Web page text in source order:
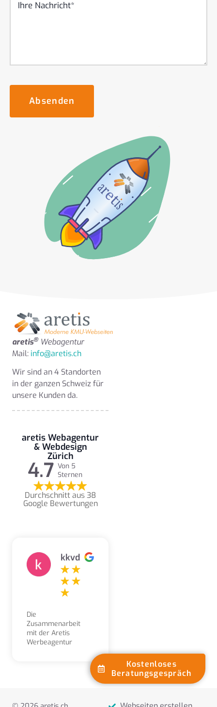
Absenden
aretis® Webagentur
Mail: info@aretis.ch
Wir sind an 4 Standorten
in der ganzen Schweiz für
unsere Kunden da.
aretis Webagentur
& Webdesign
Zürich
4.7 Von 5
Sternen
Durchschnitt aus 38
Google Bewertungen
kkvd
Die
Zusammenarbeit
mit der Aretis
Werbeagentur
Kostenloses
Beratungsgespräch